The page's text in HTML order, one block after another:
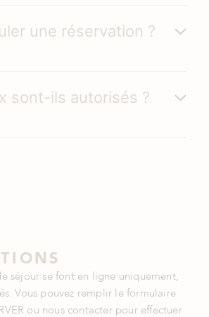
une réservation ?
sont-ils autorisés ?
séjour se font en ligne uniquement,
Vous pouvez remplir le formulaire
ou nous contacter pour effectuer